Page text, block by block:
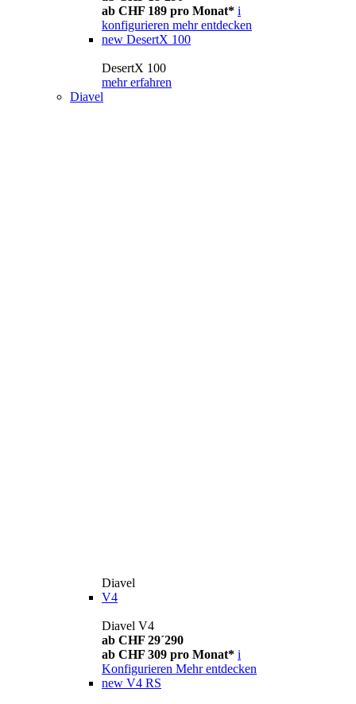
ab CHF 189 pro Monat* i
konfigurieren mehr entdecken
new DesertX 100
DesertX 100
mehr erfahren
Diavel
Diavel
V4
Diavel V4
ab CHF 29´290
ab CHF 309 pro Monat* i
Konfigurieren Mehr entdecken
new V4 RS